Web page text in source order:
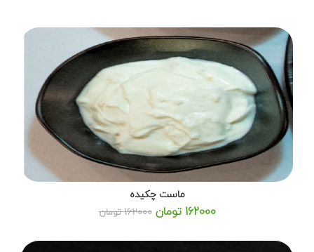
ماست چکیده
162000 تومان 162000 تومان